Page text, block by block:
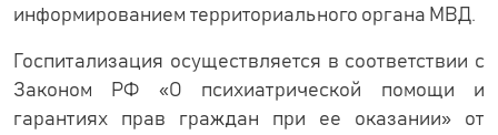
информированием территориального органа МВД.
Госпитализация осуществляется в соответствии с
Законом РФ «О психиатрической помощи и
гарантиях прав граждан при ее оказании» от